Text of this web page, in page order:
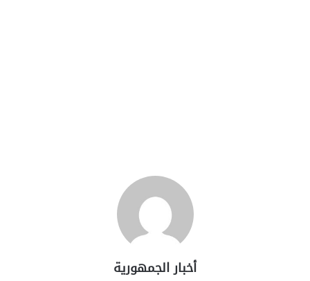
أخبار الجمهورية